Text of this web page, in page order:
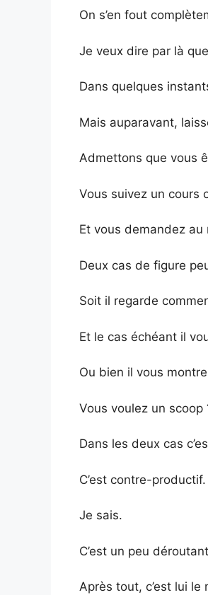
On s’en fout
Je veux dire par là
Dans quelques
Mais auparavant,
Admettons que vous
Vous suivez un cours
Et vous demandez
Deux cas de figure
Soit il regarde
Et le cas échéant il
Ou bien il vous
Vous voulez un scoop
Dans les deux cas
C’est contre-productif.
Je sais.
C’est un peu
Après tout, c’est lui le